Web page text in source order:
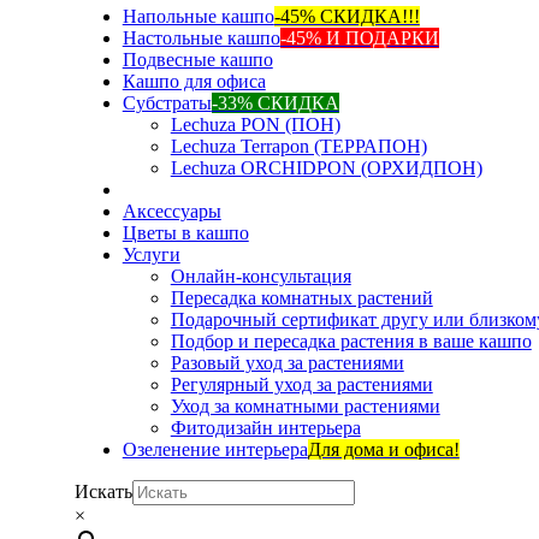
Напольные кашпо-45% СКИДКА!!!
Настольные кашпо-45% И ПОДАРКИ
Подвесные кашпо
Кашпо для офиса
Субстраты-33% СКИДКА
Lechuza PON (ПОН)
Lechuza Terrapon (ТЕРРАПОН)
Lechuza ORCHIDPON (ОРХИДПОН)
Аксессуары
Цветы в кашпо
Услуги
Онлайн-консультация
Пересадка комнатных растений
Подарочный сертификат другу или
Подбор и пересадка растения в ваше кашпо
Разовый уход за растениями
Регулярный уход за растениями
Уход за комнатными растениями
Фитодизайн интерьера
Озеленение интерьераДля дома и офиса!
Искать
×